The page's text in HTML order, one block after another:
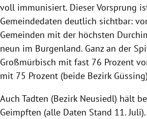
voll immunisiert. Dieser Vorsprung
Gemeindedaten deutlich sichtbar:
Gemeinden mit der höchsten
neun im Burgenland. Ganz an der
Großmürbisch mit fast 76 Prozent
mit 75 Prozent (beide Bezirk
Auch Tadten (Bezirk Neusiedl) hält
Geimpften (alle Daten Stand 11.